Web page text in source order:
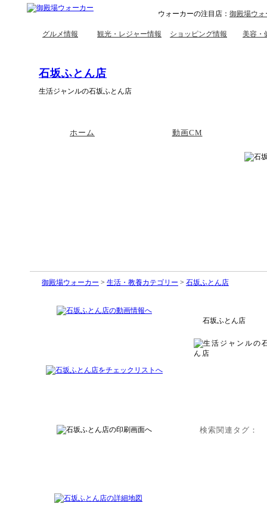
ウォーカーの注目店： 御殿場ウ
グルメ情報 観光・レジャー情報 ショッピング情報 美容・
石坂ふとん店
生活ジャンルの石坂ふとん店
ホーム 動画CM
御殿場ウォーカー > 生活・教養カテゴリー > 石坂ふとん店
石坂ふとん店
検索関連タグ：